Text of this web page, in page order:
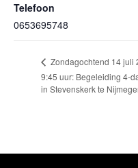
Telefoon
0653695748
Zondagochtend 14 juli
9:45 uur: Begeleiding 4-
in Stevenskerk te